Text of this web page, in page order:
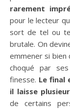
rarement
pour le lecteur
sort de tel ou
brutale. On
emmener si bien
choqué par
finesse. Le final
il laisse
de certains